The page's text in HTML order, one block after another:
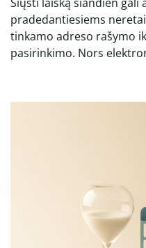
pradedantiesiems
tinkamo adreso rašymo
pasirinkimo. Nors